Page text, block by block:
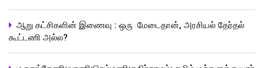
ஆறு கட்சிகளின் இணைவு : ஒரு மேடைதான், அரசியல் தேர்தல்
கூட்டணி அல்ல?